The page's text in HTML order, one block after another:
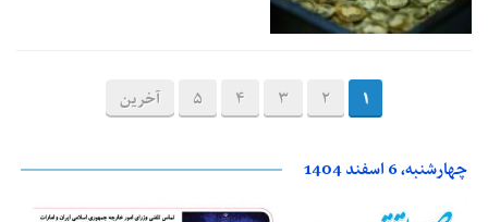
1
2
3
4
5 آخرین
چهارشنبه، 6 اسفند 1404